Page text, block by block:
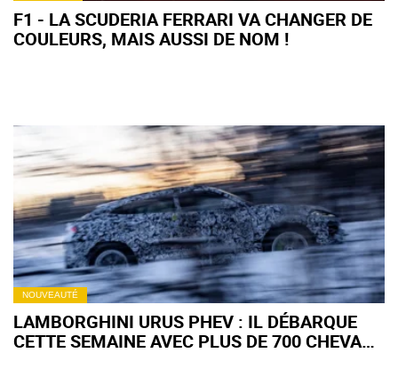
F1 - LA SCUDERIA FERRARI VA CHANGER DE
COULEURS, MAIS AUSSI DE NOM !
NOUVEAUTÉ
LAMBORGHINI URUS PHEV : IL DÉBARQUE
CETTE SEMAINE AVEC PLUS DE 700 CHEVAUX